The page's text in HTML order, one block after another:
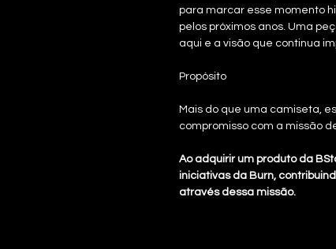
para marcar esse momento
pelos próximos anos. Uma
aqui e a visão que continua
Propósito
Mais do que uma camiseta,
compromisso com a missão
Ao adquirir um produto da
iniciativas da Burn,
através dessa missão.